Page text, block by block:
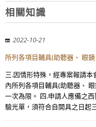
相關知識
2022-10-21
所列各項目輔具(助聽器、 眼
三.因情形特殊，經專案報請
內所列各項目輔具(助聽器、
一次為限。 四.申請人應備之
驗光單，須符合自開具之日起